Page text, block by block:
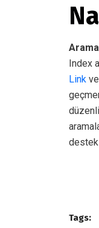
Index
Link
Tags: